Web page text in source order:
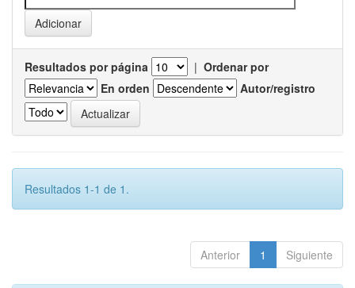
Resultados por página | Ordenar por
En orden
Autor/registro
Resultados 1-1 de 1.
Anterior 1 Siguiente